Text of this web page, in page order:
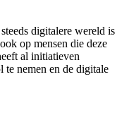
digitalere wereld is
op mensen die deze
al initiatieven
te nemen en de digitale